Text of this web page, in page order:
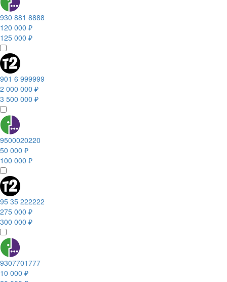
930 881 8888
120 000 ₽
125 000 ₽
901 6 999999
2 000 000 ₽
3 500 000 ₽
9500020220
50 000 ₽
100 000 ₽
95 35 222222
275 000 ₽
300 000 ₽
9307701777
10 000 ₽